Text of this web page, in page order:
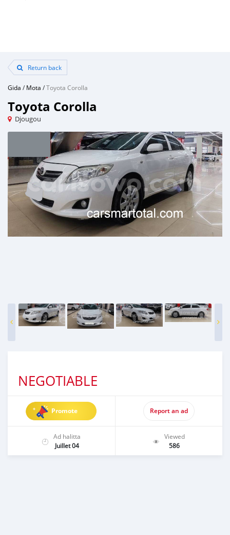
Return back
Gida /Mota /Toyota Corolla
Toyota Corolla
Djougou
NEGOTIABLE
Promote Report an ad
Ad halitta
Juillet 04
Viewed
586